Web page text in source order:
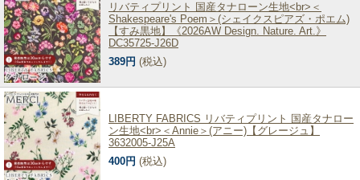
リバティプリント 国産タナローン生地<br>＜
Shakespeare's Poem＞(シェイクスピアズ・ポエム)
【すみ黒地】《2026AW Design. Nature. Art.》
DC35725-J26D
389円 (税込)
LIBERTY FABRICS リバティプリント 国産タナロー
ン生地<br>＜Annie＞(アニー)【グレージュ】
3632005-J25A
400円 (税込)